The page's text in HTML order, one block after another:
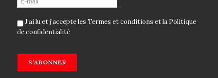
J’ai lu et j’accepte les Termes et conditions et la Politique
de confidentialité
S’ABONNER